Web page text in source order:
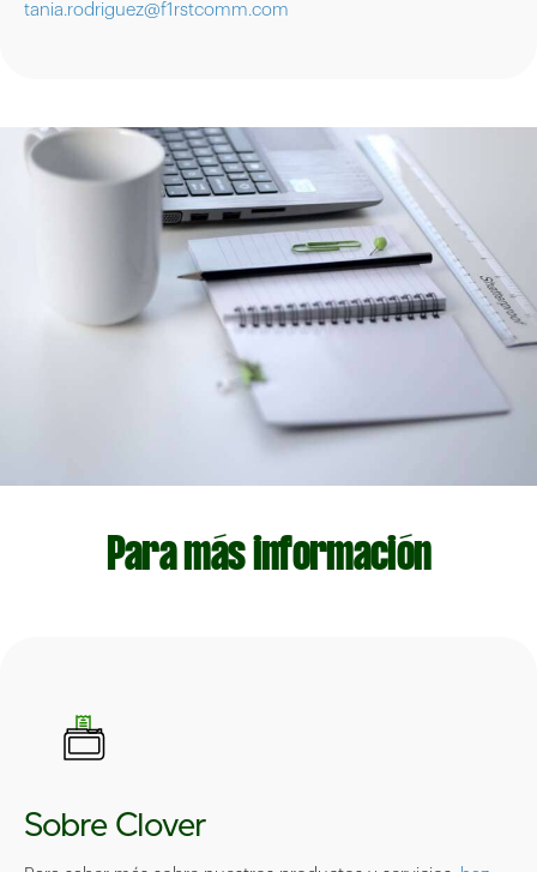
tania.rodriguez@f1rstcomm.com
Para más información
Sobre Clover